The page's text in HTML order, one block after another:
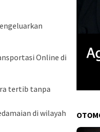
Online di
tertib tanpa
di wilayah